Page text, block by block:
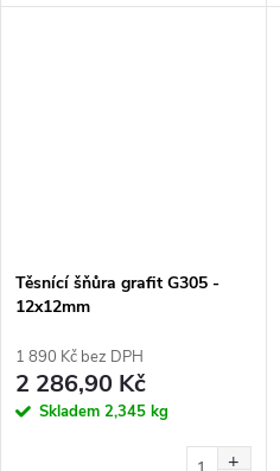
Těsnící šňůra grafit G305 -
12x12mm
1 890 Kč bez DPH
2 286,90 Kč
Skladem 2,345 kg